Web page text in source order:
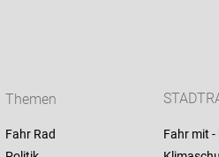
Themen
Fahr Rad
Fahr mit -